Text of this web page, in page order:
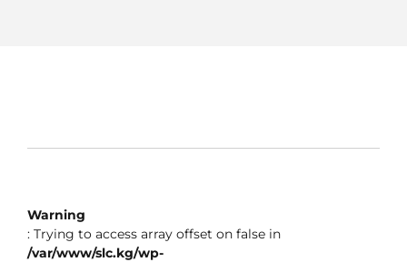
Warning
: Trying to access array offset on false in
/var/www/slc.kg/wp-